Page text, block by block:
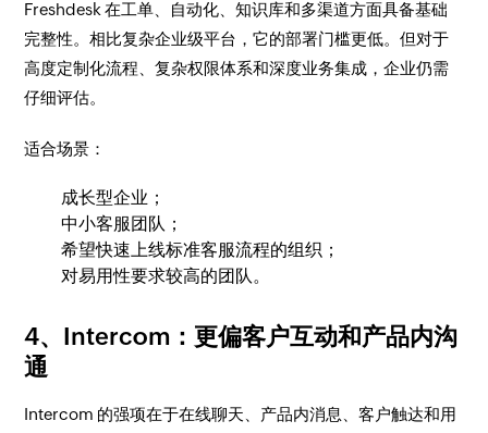
Freshdesk 在工单、自动化、知识库和多渠道方面具备基础
完整性。相比复杂企业级平台，它的部署门槛更低。但对于
高度定制化流程、复杂权限体系和深度业务集成，企业仍需
仔细评估。
适合场景：
成长型企业；
中小客服团队；
希望快速上线标准客服流程的组织；
对易用性要求较高的团队。
4、Intercom：更偏客户互动和产品内沟
通
Intercom 的强项在于在线聊天、产品内消息、客户触达和用